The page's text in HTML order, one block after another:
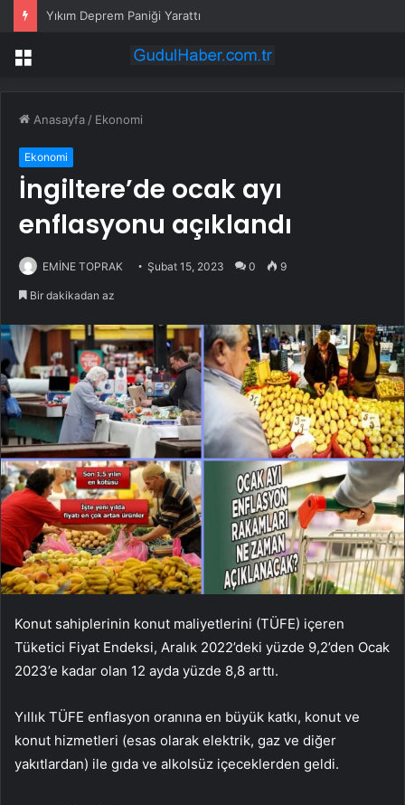
Yıkım Deprem Paniği Yarattı
Menü
Anasayfa / Ekonomi
Ekonomi
İngiltere’de ocak ayı
enflasyonu açıklandı
EMİNE TOPRAK Şubat 15, 2023 0 9
Bir dakikadan az
Konut sahiplerinin konut maliyetlerini (TÜFE) içeren
Tüketici Fiyat Endeksi, Aralık 2022’deki yüzde 9,2’den Ocak
2023’e kadar olan 12 ayda yüzde 8,8 arttı.
Yıllık TÜFE enflasyon oranına en büyük katkı, konut ve
konut hizmetleri (esas olarak elektrik, gaz ve diğer
yakıtlardan) ile gıda ve alkolsüz içeceklerden geldi.